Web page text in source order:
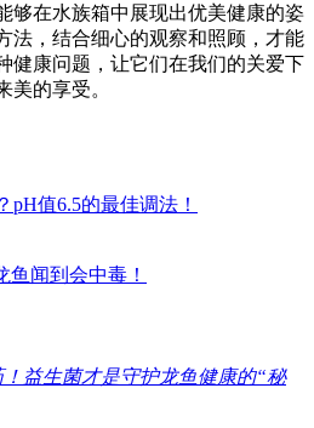
够在水族箱中展现出优美健康的姿
法，结合细心的观察和照顾，才能
健康问题，让它们在我们的关爱下
美的享受。
值6.5的最佳调法！
鱼闻到会中毒！